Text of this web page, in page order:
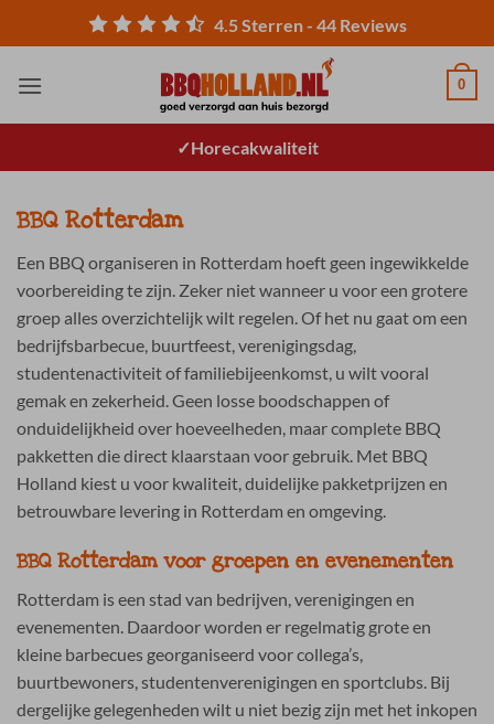
naar
4.5Sterren - 44Reviews
0
Horecakwaliteit
BBQ Rotterdam
Een BBQ organiseren in Rotterdam hoeft geen ingewikkelde
voorbereiding te zijn. Zeker niet wanneer u voor een grotere
groep alles overzichtelijk wilt regelen. Of het nu gaat om een
bedrijfsbarbecue, buurtfeest, verenigingsdag,
studentenactiviteit of familiebijeenkomst, u wilt vooral
gemak en zekerheid. Geen losse boodschappen of
onduidelijkheid over hoeveelheden, maar complete BBQ
pakketten die direct klaarstaan voor gebruik. Met BBQ
Holland kiest u voor kwaliteit, duidelijke pakketprijzen en
betrouwbare levering in Rotterdam en omgeving.
BBQ Rotterdam voor groepen en evenementen
Rotterdam is een stad van bedrijven, verenigingen en
evenementen. Daardoor worden er regelmatig grote en
kleine barbecues georganiseerd voor collega’s,
buurtbewoners, studentenverenigingen en sportclubs. Bij
dergelijke gelegenheden wilt u niet bezig zijn met het inkopen